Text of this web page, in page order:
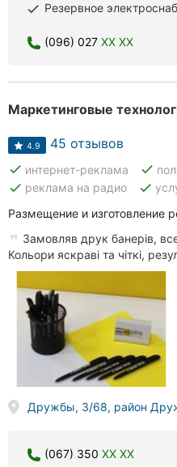
done Резервное
(096) 027 XX XX
4.9 45 отзывов
done интернет-реклама done
done реклама на радио done
Размещение и изготовление
Замовляв друк банерів,
Кольори яскраві та чіткі,
Дружбы, 3/68, район
(067) 350 XX XX